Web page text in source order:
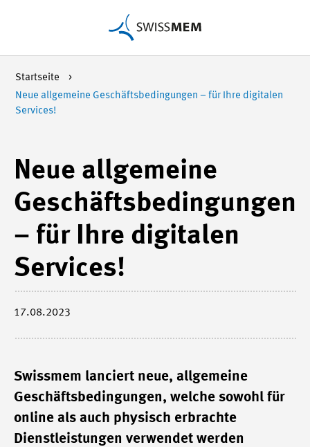
Startseite
Neue allgemeine Geschäftsbedingungen – für Ihre digitalen
Services!
Neue allgemeine
Geschäftsbedingungen
– für Ihre digitalen
Services!
17.08.2023
Swissmem lanciert neue, allgemeine
Geschäftsbedingungen, welche sowohl für
online als auch physisch erbrachte
Dienstleistungen verwendet werden